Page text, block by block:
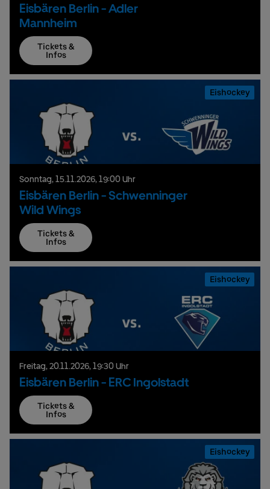
Eisbären Berlin - Adler
Mannheim
Tickets &
Infos
Eishockey
Sonntag, 15.11.2026, 19:00 Uhr
Eisbären Berlin - Schwenninger
Wild Wings
Tickets &
Infos
Eishockey
Freitag, 20.11.2026, 19:30 Uhr
Eisbären Berlin - ERC Ingolstadt
Tickets &
Infos
Eishockey